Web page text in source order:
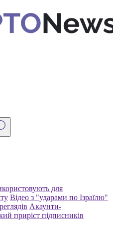
для
Відео з "ударами по Ізраїлю"
Акаунти-
приріст підписників